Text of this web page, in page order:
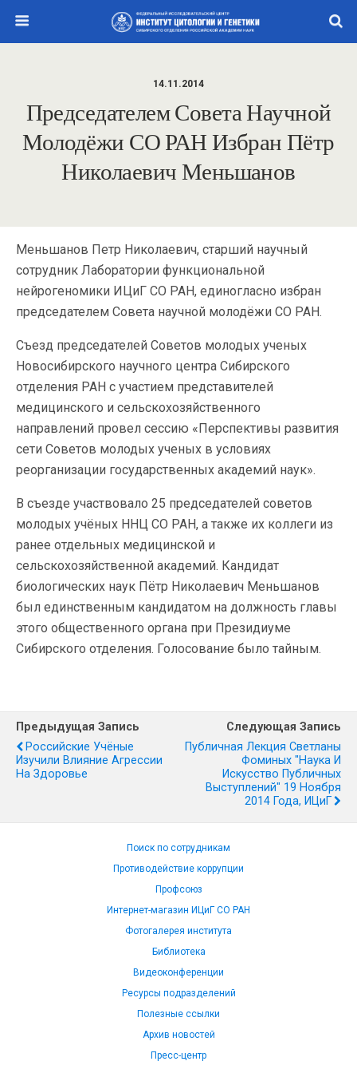
14.11.2014
Председателем Совета Научной
Молодёжи СО РАН Избран Пётр
Николаевич Меньшанов
Меньшанов Петр Николаевич, старший научный
сотрудник Лаборатории функциональной
нейрогеномики ИЦиГ СО РАН, единогласно избран
председателем Совета научной молодёжи СО РАН.
Съезд председателей Советов молодых ученых
Новосибирского научного центра Сибирского
отделения РАН с участием представителей
медицинского и сельскохозяйственного
направлений провел сессию «Перспективы развития
сети Советов молодых ученых в условиях
реорганизации государственных академий наук».
В съезде участвовало 25 председателей советов
молодых учёных ННЦ СО РАН, а также их коллеги из
ранее отдельных медицинской и
сельскохозяйственной академий. Кандидат
биологических наук Пётр Николаевич Меньшанов
был единственным кандидатом на должность главы
этого общественного органа при Президиуме
Сибирского отделения. Голосование было тайным.
Предыдущая Запись
Российские Учёные
Изучили Влияние Агрессии
На Здоровье
Следующая Запись
Публичная Лекция Светланы
Фоминых "Наука И
Искусство Публичных
Выступлений" 19 Ноября
2014 Года, ИЦиГ
Поиск по сотрудникам
Противодействие коррупции
Профсоюз
Интернет-магазин ИЦиГ СО РАН
Фотогалерея института
Библиотека
Видеоконференции
Ресурсы подразделений
Полезные ссылки
Архив новостей
Пресс-центр